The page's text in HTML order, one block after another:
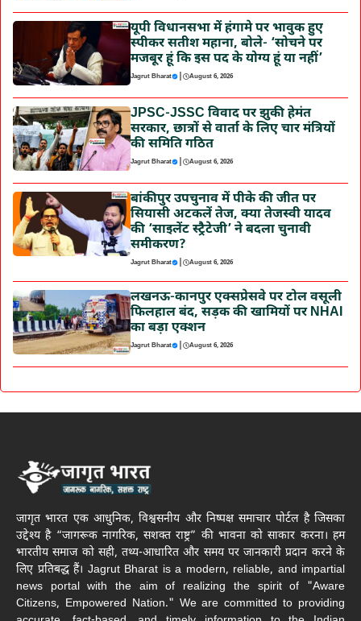
यूपी विधानसभा में हंगामे पर भावुक हुए
स्पीकर सतीश महाना, बोले- ‘सोचने पर
मजबूर हूं कि इस पद के योग्य हूं या नहीं’
Jagrut Bharat | August 6, 2026
JPSC-JSSC विवाद पर झुकी हेमंत
सरकार, छात्रों से वार्ता के लिए चार मंत्रियों
की समिति गठित
Jagrut Bharat | August 6, 2026
बांकीपुर उपचुनाव में पीके की जीत पर
सियासी अटकलें तेज, क्या तेजस्वी यादव
की ‘साइलेंट स्ट्रैटेजी’ ने बदला चुनावी
समीकरण?
Jagrut Bharat | August 6, 2026
लखनऊ-कानपुर एक्सप्रेसवे पर टोल वसूली
फिलहाल बंद, सड़क की खामियों पर NHAI
का बड़ा एक्शन
Jagrut Bharat | August 6, 2026
जागृत भारत एक आधुनिक, विश्वसनीय और निष्पक्ष समाचार पोर्टल है जिसका
उद्देश्य है “जागरूक नागरिक, सशक्त राष्ट्र” की भावना को साकार करना। हम
भारतीय समाज को सही, तथ्य-आधारित और समय पर जानकारी प्रदान करने के
लिए प्रतिबद्ध हैं। Jagrut Bharat is a modern, reliable, and impartial
news portal with the aim of realizing the spirit of "Aware
Citizens, Empowered Nation." We are committed to providing